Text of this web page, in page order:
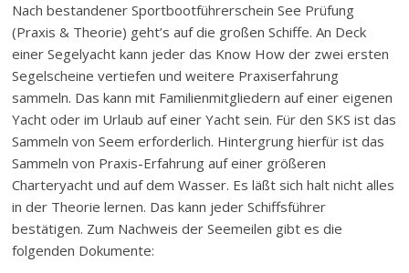
Nach bestandener Sportbootführerschein See Prüfung
(Praxis & Theorie) geht’s auf die großen Schiffe. An Deck
einer Segelyacht kann jeder das Know How der zwei ersten
Segelscheine vertiefen und weitere Praxiserfahrung
sammeln. Das kann mit Familienmitgliedern auf einer eigenen
Yacht oder im Urlaub auf einer Yacht sein. Für den SKS ist das
Sammeln von Seem erforderlich. Hintergrung hierfür ist das
Sammeln von Praxis-Erfahrung auf einer größeren
Charteryacht und auf dem Wasser. Es läßt sich halt nicht alles
in der Theorie lernen. Das kann jeder Schiffsführer
bestätigen. Zum Nachweis der Seemeilen gibt es die
folgenden Dokumente: